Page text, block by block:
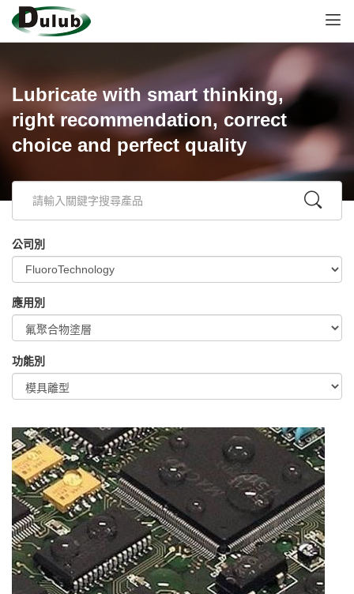
Lubricate with smart thinking,
right recommendation, correct
choice and perfect quality
公司別
應用別
功能別